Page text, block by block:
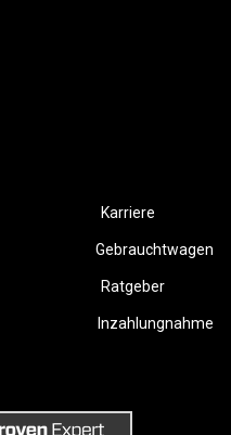
Karriere
Gebrauchtwagen
Ratgeber
Inzahlungnahme